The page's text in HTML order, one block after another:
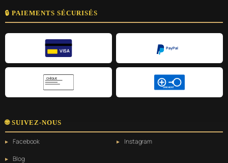
🔒 PAIEMENTS SÉCURISÉS
VISA
PayPal
CHÈQUE
VIREMENT
🌐 SUIVEZ-NOUS
Facebook
Instagram
Blog